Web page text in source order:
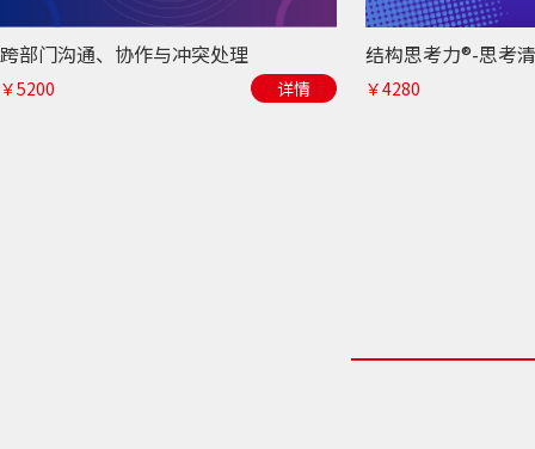
跨部门沟通、协作与冲突处理
￥5200 详情 ￥4280